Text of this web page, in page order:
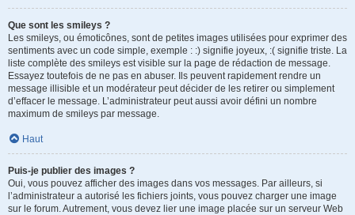
Que sont les smileys ?
Les smileys, ou émoticônes, sont de petites images utilisées pour exprimer des
sentiments avec un code simple, exemple : :) signifie joyeux, :( signifie triste. La
liste complète des smileys est visible sur la page de rédaction de message.
Essayez toutefois de ne pas en abuser. Ils peuvent rapidement rendre un
message illisible et un modérateur peut décider de les retirer ou simplement
d’effacer le message. L’administrateur peut aussi avoir défini un nombre
maximum de smileys par message.
Haut
Puis-je publier des images ?
Oui, vous pouvez afficher des images dans vos messages. Par ailleurs, si
l’administrateur a autorisé les fichiers joints, vous pouvez charger une image
sur le forum. Autrement, vous devez lier une image placée sur un serveur Web